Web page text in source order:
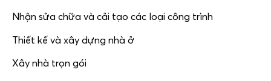
Nhận sửa chữa và cải tạo các loại công trình
Thiết kế và xây dựng nhà ở
Xây nhà trọn gói